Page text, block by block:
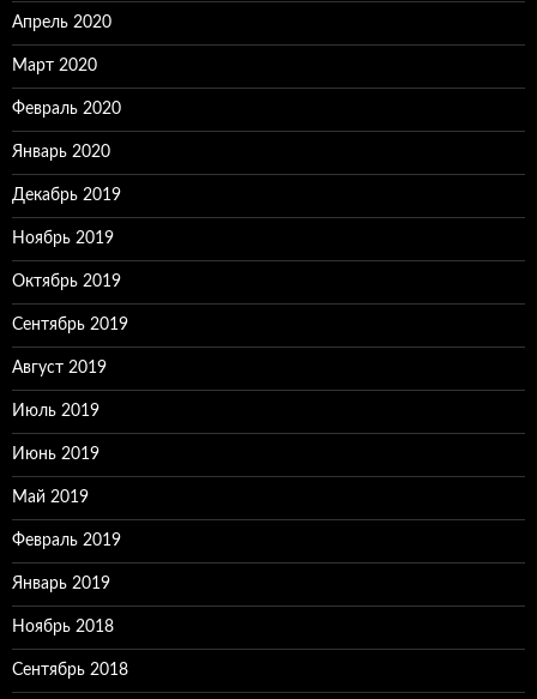
Апрель 2020
Март 2020
Февраль 2020
Январь 2020
Декабрь 2019
Ноябрь 2019
Октябрь 2019
Сентябрь 2019
Август 2019
Июль 2019
Июнь 2019
Май 2019
Февраль 2019
Январь 2019
Ноябрь 2018
Сентябрь 2018